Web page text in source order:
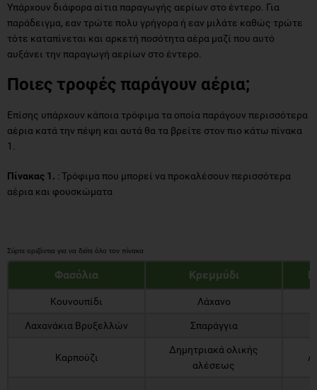
Υπάρχουν διάφορα αίτια παραγωγής αερίων στο έντερο. Για
παράδειγμα, εαν τρώτε πολυ γρήγορα ή εαν μιλάτε καθώς τρώτε
τότε καταπίνεται και αρκετή ποσότητα αέρα μαζί που αυτό
αυξάνει την παραγωγή αερίων στο έντερο.
Ποιες τροφές παράγουν αέρια;
Επίσης υπάρχουν κάποια τρόφιμα τα οποία παράγουν περισσότερα
αέρια κατά την πέψη και αυτά θα τα βρείτε στον πιο κάτω πίνακα
1.
Πίνακας 1. : Τρόφιμα που μπορεί να προκαλέσουν περισσότερα
αέρια και φουσκώματα
Φασόλια Κρεμμύδι
Κουνουπίδι Λάχανο
Λαχανάκια Βρυξελλών Σπαράγγια
Καρπούζι
Δημητριακά ολικής
αλέσεως